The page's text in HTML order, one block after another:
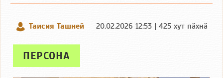
Таисия Ташней 20.02.2026 12:53 | 425 хут пӑхнӑ
ПЕРСОНА